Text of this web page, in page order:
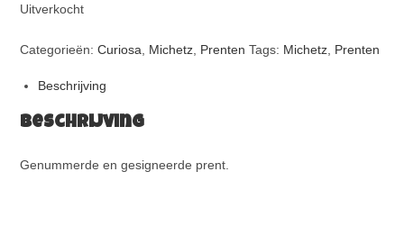
Uitverkocht
Categorieën:Curiosa Michetz Prenten Tags: Michetz Prenten
Beschrijving
Beschrijving
Genummerde en gesigneerde prent.